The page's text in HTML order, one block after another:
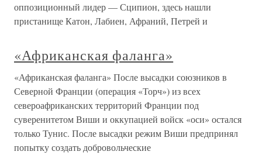
оппозиционный лидер — Сципион, здесь нашли
пристанище Катон, Лабиен, Афраний, Петрей и
«Африканская фаланга»
«Африканская фаланга» После высадки союзников в
Северной Франции (операция «Торч») из всех
североафриканских территорий Франции под
суверенитетом Виши и оккупацией войск «оси» остался
только Тунис. После высадки режим Виши предпринял
попытку создать добровольческие